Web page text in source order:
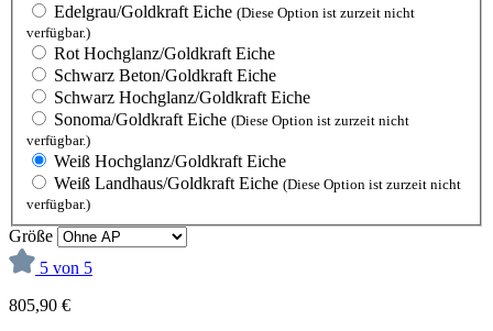
Edelgrau/Goldkraft Eiche (Diese Option ist zurzeit nicht
verfügbar.)
Rot Hochglanz/Goldkraft Eiche
Schwarz Beton/Goldkraft Eiche
Schwarz Hochglanz/Goldkraft Eiche
Sonoma/Goldkraft Eiche (Diese Option ist zurzeit nicht
verfügbar.)
Weiß Hochglanz/Goldkraft Eiche
Weiß Landhaus/Goldkraft Eiche (Diese Option ist zurzeit nicht
verfügbar.)
Größe
5 von 5
805,90 €